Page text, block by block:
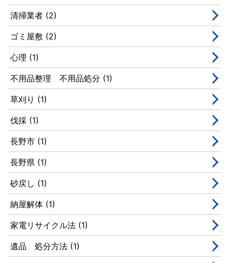
清掃業者 (2)
ゴミ屋敷 (2)
心理 (1)
不用品整理 不用品処分 (1)
草刈り (1)
伐採 (1)
長野市 (1)
長野県 (1)
砂戻し (1)
納屋解体 (1)
家電リサイクル法 (1)
遺品 処分方法 (1)